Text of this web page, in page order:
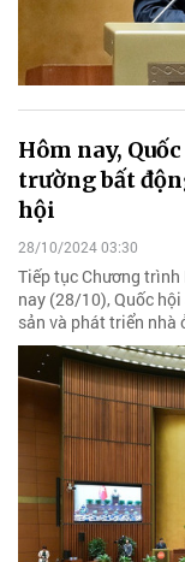
Hôm nay,
trường bất
hội
28/10/2024 03:30
Tiếp tục Chương trình
nay (28/10), Quốc
sản và phát triển nhà